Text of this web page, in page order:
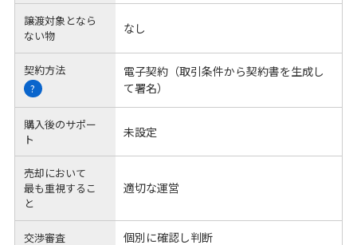
譲渡対象となら
ない物
なし
契約方法
?
電子契約（取引条件から契約書を生成し
て署名）
購入後のサポー
ト
未設定
売却において
最も重視するこ
と
適切な運営
交渉審査 個別に確認し判断